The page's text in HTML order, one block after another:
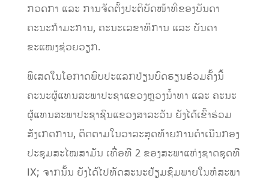
ກວດກາ ແລະ ການຈັດຕັ້ງປະຕິບັດໜ້າທີ່ຂອງບັນດາ
ຄະນະກໍາມະການ, ຄະນະເລຂາທິການ ແລະ ບັນດາ
ຂະແໜງຊ່ວຍວຽກ.
ພິເສດໃນໂອກາດພົບປະແລກປ່ຽນບົດຮຽນຮ່ວມຄັ້ງນີ້
ຄະນະຜູ້ແທນສະພາປະຊາແຂວງຫຼວງນໍ້າທາ ແລະ ຄະນະ
ຜູ້ແທນສະພາປະຊາຊົນແຂວງສາລະວັນ ຍັງໄດ້ເຂົ້າຮ່ວມ
ສັງເກດການ, ຕິດຕາມໃນວາລະສຸດທ້າຍການດຳເນີນກອງ
ປະຊຸມສະໄໝສາມັນ ເທື່ອທີ 2 ຂອງສະພາແຫ່ງຊາດຊຸດທີ
IX; ຈາກນັ້ນ ຍັງໄດ້ໄປທັດສະນະຢ້ຽມຊົມພາຍໃນຫໍສະພາ